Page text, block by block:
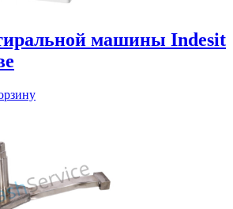
машины Indesit